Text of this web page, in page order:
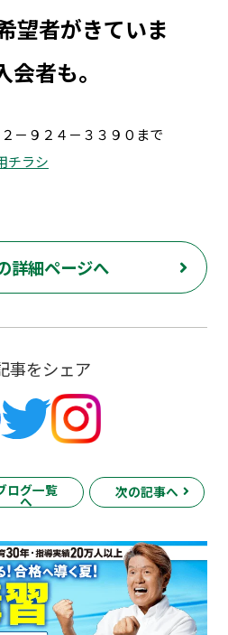
望者がきていま
者も。
－９２４－３３９０まで
チラシ
詳細ページへ
事をシェア
ログ一覧
へ
次の記事へ